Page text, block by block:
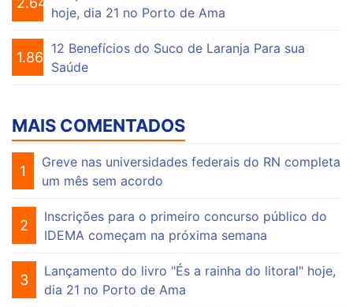
hoje, dia 21 no Porto de Ama
1.861
12 Benefícios do Suco de Laranja Para sua
Saúde
MAIS COMENTADOS
1
Greve nas universidades federais do RN completa
um mês sem acordo
2
Inscrições para o primeiro concurso público do
IDEMA começam na próxima semana
3
Lançamento do livro "És a rainha do litoral" hoje,
dia 21 no Porto de Ama